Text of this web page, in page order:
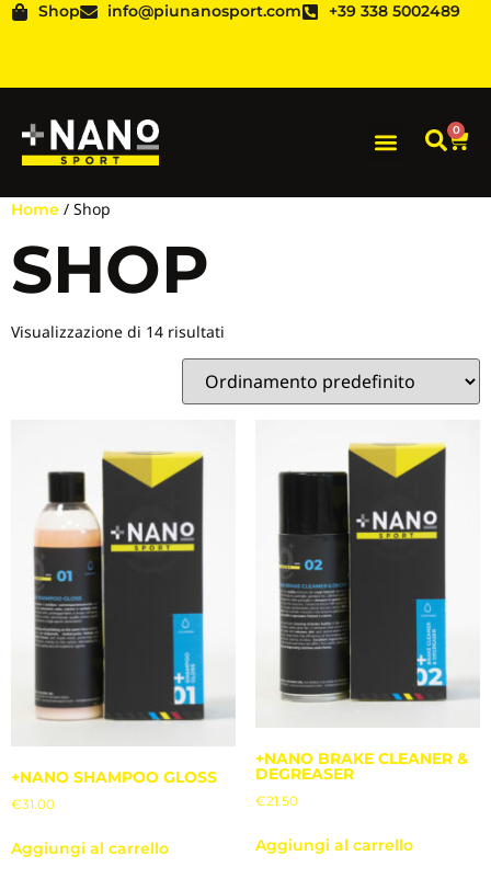
Shop info@piunanosport.com +39 338 5002489
0
Home / Shop
SHOP
Visualizzazione di 14 risultati
+NANO SHAMPOO GLOSS
€31.00
Aggiungi al carrello
+NANO BRAKE CLEANER &
DEGREASER
€21.50
Aggiungi al carrello